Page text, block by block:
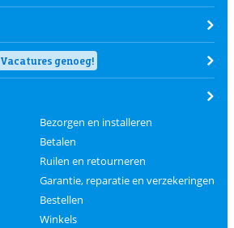
Vacatures genoeg!
Bezorgen en installeren
Betalen
Ruilen en retourneren
Garantie, reparatie en verzekeringen
Bestellen
Winkels